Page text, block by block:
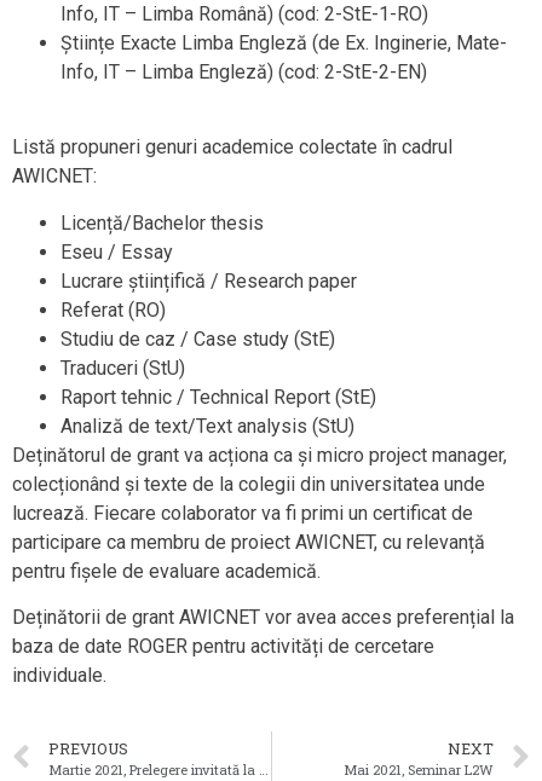
Info, IT – Limba Română) (cod: 2-StE-1-RO)
Științe Exacte Limba Engleză (de Ex. Inginerie, Mate-
Info, IT – Limba Engleză) (cod: 2-StE-2-EN)
Listă propuneri genuri academice colectate în cadrul
AWICNET:
Licență/Bachelor thesis
Eseu / Essay
Lucrare științifică / Research paper
Referat (RO)
Studiu de caz / Case study (StE)
Traduceri (StU)
Raport tehnic / Technical Report (StE)
Analiză de text/Text analysis (StU)
Deținătorul de grant va acționa ca și micro project manager,
colecționând și texte de la colegii din universitatea unde
lucrează. Fiecare colaborator va fi primi un certificat de
participare ca membru de proiect AWICNET, cu relevanță
pentru fișele de evaluare academică.
Deținătorii de grant AWICNET vor avea acces preferențial la
baza de date ROGER pentru activități de cercetare
individuale.
PREVIOUS
Martie 2021, Prelegere invitată la Universitatea din București, România
NEXT
Mai 2021, Seminar L2W